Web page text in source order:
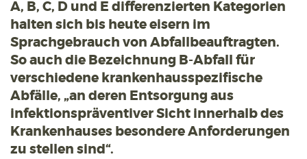
A, B, C, D und E differenzierten Kategorien
halten sich bis heute eisern im
Sprachgebrauch von Abfallbeauftragten.
So auch die Bezeichnung B-Abfall für
verschiedene krankenhausspezifische
Abfälle, „an deren Entsorgung aus
infektionspräventiver Sicht innerhalb des
Krankenhauses besondere Anforderungen
zu stellen sind“.